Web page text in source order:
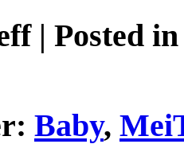
| Posted
Baby,